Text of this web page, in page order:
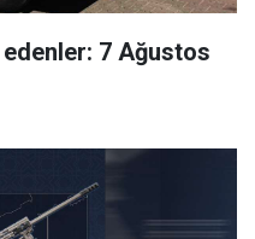
edenler: 7 Ağustos